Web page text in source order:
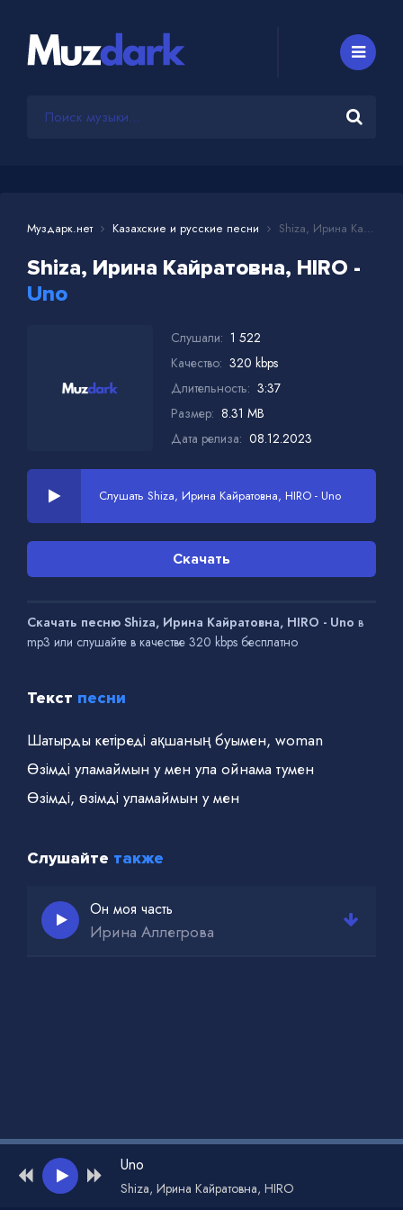
Муздарк.нет Казахские и русские песни Shiza, Ирина Кайратовна, HIRO - Uno
Shiza, Ирина Кайратовна, HIRO -
Uno
Слушали: 1 522
Качество: 320 kbps
Длительность: 3:37
Размер: 8.31 MB
Дата релиза: 08.12.2023
Слушать Shiza, Ирина Кайратовна, HIRO - Uno
Скачать
Скачать песню Shiza, Ирина Кайратовна, HIRO - Uno в
mp3 или слушайте в качестве 320 kbps бесплатно
Текст песни
Шатырды кетіреді ақшаның буымен, woman
Өзімді уламаймын у мен ула ойнама тумен
Өзімді, өзімді уламаймын у мен
Слушайте также
Он моя часть
Ирина Аллегрова
Uno
Shiza, Ирина Кайратовна, HIRO